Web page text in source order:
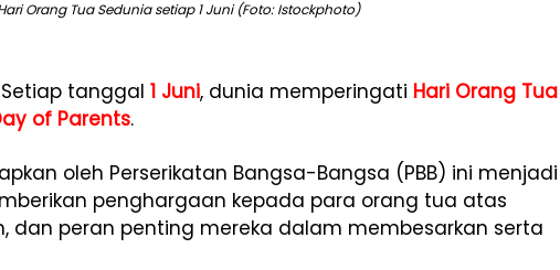
Orang Tua Sedunia setiap 1 Juni (Foto: Istockphoto)
tanggal 1 Juni, dunia memperingati Hari Orang Tua
of Parents.
oleh Perserikatan Bangsa-Bangsa (PBB) ini menjadi
penghargaan kepada para orang tua atas
dan peran penting mereka dalam membesarkan serta